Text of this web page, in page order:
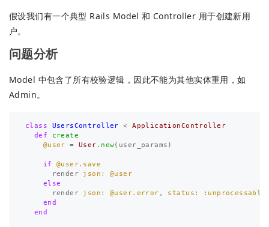
假设我们有一个典型 Rails Model 和 Controller 用于创建新用
户。
问题分析
Model 中包含了所有校验逻辑，因此不能为其他实体重用，如
Admin。
class UsersController <
ApplicationController
def
create
@user
= User . new( user_params )
if
@user.save
render
json: @user
else
render
json: @user.error ,
status:
end
end